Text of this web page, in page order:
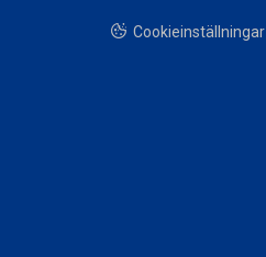
Cookieinställningar